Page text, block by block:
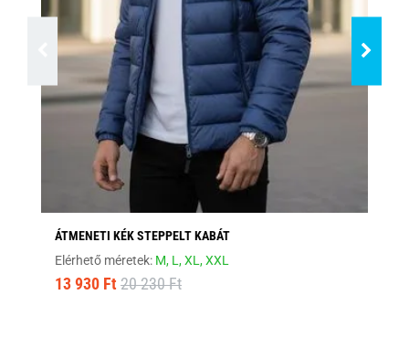
ÁTMENETI KÉK STEPPELT KABÁT
Elérhető méretek: M, L,XL,XXL
13 930 Ft 20 230 Ft